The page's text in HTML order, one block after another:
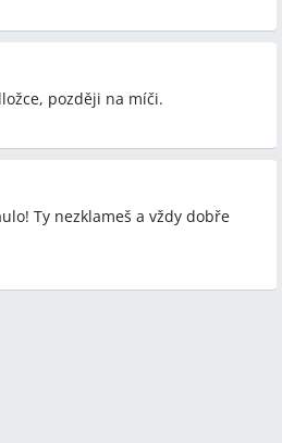
později na míči.
Ty nezklameš a vždy dobře